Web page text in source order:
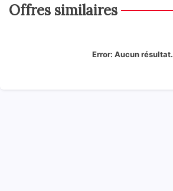
Offres similaires
Error: Aucun résultat.